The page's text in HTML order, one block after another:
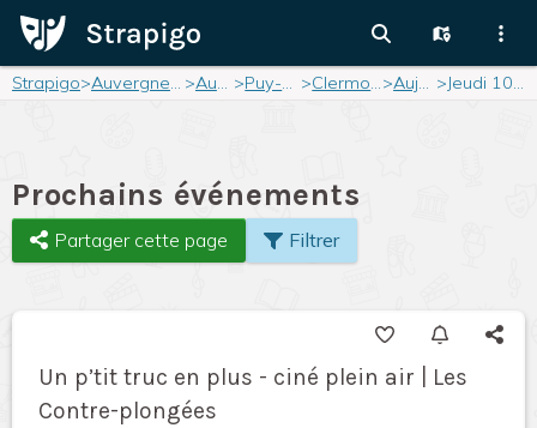
Strapigo> Auvergne-Rhône-Alpes > Auvergne > Puy-de-Dôme > Clermont-Ferrand> Aujourd'hui > Jeudi 10 juillet 2025
Prochains événements
Partager cette page Filtrer
Un p’tit truc en plus - ciné plein air | Les
Contre-plongées